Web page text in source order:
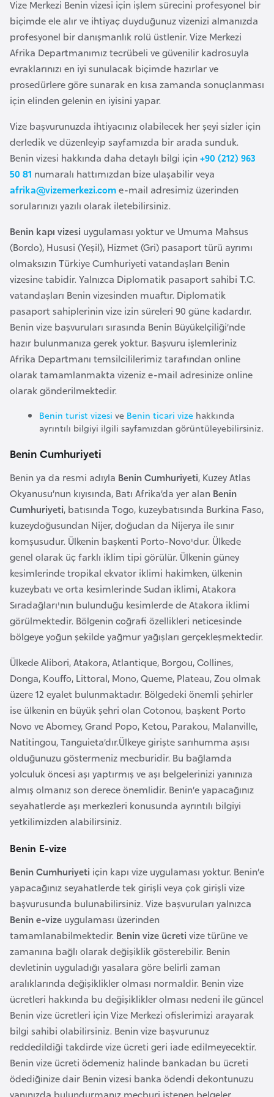
Vize Merkezi Benin vizesi için işlem sürecini profesyonel bir
biçimde ele alır ve ihtiyaç duyduğunuz vizenizi almanızda
profesyonel bir danışmanlık rolü üstlenir. Vize Merkezi
Afrika Departmanımız tecrübeli ve güvenilir kadrosuyla
evraklarınızı en iyi sunulacak biçimde hazırlar ve
prosedürlere göre sunarak en kısa zamanda sonuçlanması
için elinden gelenin en iyisini yapar.
Vize başvurunuzda ihtiyacınız olabilecek her şeyi sizler için
derledik ve düzenleyip sayfamızda bir arada sunduk.
Benin vizesi hakkında daha detaylı bilgi için+90 (212) 963
50 81 numaralı hattımızdan bize ulaşabilir veya
afrika@vizemerkezi.come-mail adresimiz üzerinden
sorularınızı yazılı olarak iletebilirsiniz.
Benin kapı vizesi uygulaması yoktur ve Umuma Mahsus
(Bordo), Hususi (Yeşil), Hizmet (Gri) pasaport türü ayrımı
olmaksızın Türkiye Cumhuriyeti vatandaşları Benin
vizesine tabidir. Yalnızca Diplomatik pasaport sahibi T.C.
vatandaşları Benin vizesinden muaftır. Diplomatik
pasaport sahiplerinin vize izin süreleri 90 güne kadardır.
Benin vize başvuruları sırasında Benin Büyükelçiliği’nde
hazır bulunmanıza gerek yoktur. Başvuru işlemleriniz
Afrika Departmanı temsilcililerimiz tarafından online
olarak tamamlanmakta vizeniz e-mail adresinize online
olarak gönderilmektedir.
Benin turist vizesi ve Benin ticari vize hakkında
ayrıntılı bilgiyi ilgili sayfamızdan görüntüleyebilirsiniz.
Benin Cumhuriyeti
Benin ya da resmi adıyla Benin Cumhuriyeti, Kuzey Atlas
Okyanusu’nun kıyısında, Batı Afrika’da yer alan Benin
Cumhuriyeti, batısında Togo, kuzeybatısında Burkina Faso,
kuzeydoğusundan Nijer, doğudan da Nijerya ile sınır
komşusudur. Ülkenin başkenti Porto-Novo'dur. Ülkede
genel olarak üç farklı iklim tipi görülür. Ülkenin güney
kesimlerinde tropikal ekvator iklimi hakimken, ülkenin
kuzeybatı ve orta kesimlerinde Sudan iklimi, Atakora
Sıradağları'nın bulunduğu kesimlerde de Atakora iklimi
görülmektedir. Bölgenin coğrafi özellikleri neticesinde
bölgeye yoğun şekilde yağmur yağışları gerçekleşmektedir.
Ülkede Alibori, Atakora, Atlantique, Borgou, Collines,
Donga, Kouffo, Littoral, Mono, Queme, Plateau, Zou olmak
üzere 12 eyalet bulunmaktadır. Bölgedeki önemli şehirler
ise ülkenin en büyük şehri olan Cotonou, başkent Porto
Novo ve Abomey, Grand Popo, Ketou, Parakou, Malanville,
Natitingou, Tanguieta’dır.Ülkeye girişte sarıhumma aşısı
olduğunuzu göstermeniz mecburidir. Bu bağlamda
yolculuk öncesi aşı yaptırmış ve aşı belgelerinizi yanınıza
almış olmanız son derece önemlidir. Benin’e yapacağınız
seyahatlerde aşı merkezleri konusunda ayrıntılı bilgiyi
yetkilimizden alabilirsiniz.
Benin E-vize
Benin Cumhuriyeti için kapı vize uygulaması yoktur. Benin’e
yapacağınız seyahatlerde tek girişli veya çok girişli vize
başvurusunda bulunabilirsiniz. Vize başvuruları yalnızca
Benin e-vize uygulaması üzerinden
tamamlanabilmektedir. Benin vize ücreti vize türüne ve
zamanına bağlı olarak değişiklik gösterebilir. Benin
devletinin uyguladığı yasalara göre belirli zaman
aralıklarında değişiklikler olması normaldir. Benin vize
ücretleri hakkında bu değişiklikler olması nedeni ile güncel
Benin vize ücretleri için Vize Merkezi ofislerimizi arayarak
bilgi sahibi olabilirsiniz. Benin vize başvurunuz
reddedildiği takdirde vize ücreti geri iade edilmeyecektir.
Benin vize ücreti ödemeniz halinde bankadan bu ücreti
ödediğinize dair Benin vizesi banka ödendi dekontunuzu
yanınızda bulundurmanız mecburi istenen belgeler
e
y
n
g
l
a
d
e
ş
a
B
e
k
B
e
n
i
n
B
o
s
a
H
e
r
s
e
k
u
g
r
i
s
t
a
n
B
u
r
k
i
n
a